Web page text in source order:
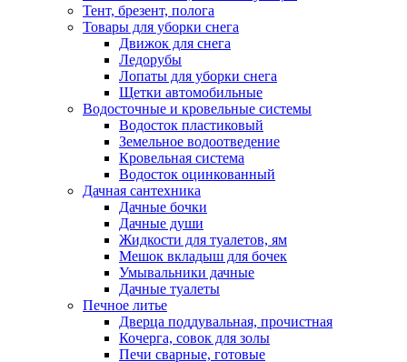
Тент, брезент, полога
Товары для уборки снега
Движок для снега
Ледорубы
Лопаты для уборки снега
Щетки автомобильные
Водосточные и кровельные системы
Водосток пластиковый
Земельное водоотведение
Кровельная система
Водосток оцинкованный
Дачная сантехника
Дачные бочки
Дачные души
Жидкости для туалетов, ям
Мешок вкладыш для бочек
Умывальники дачные
Дачные туалеты
Печное литье
Дверца поддувальная, прочистная
Кочерга, совок для золы
Печи сварные, готовые